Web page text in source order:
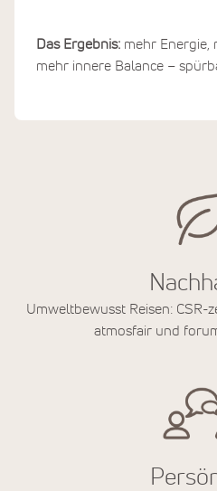
Das Ergebnis: mehr Energie,
mehr innere Balance –
Umweltbewusst Reisen:
atmosfair und